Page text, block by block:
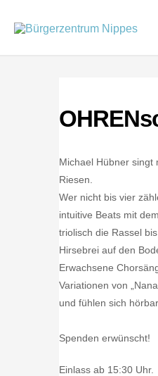
Inhalt
Michael Hübner singt
Riesen.
Wer nicht bis vier
intuitive Beats mit
triolisch die Rassel
Hirsebrei auf den
Erwachsene
Variationen von
und fühlen sich
Spenden erwünscht!
Einlass ab 15:30 Uhr.